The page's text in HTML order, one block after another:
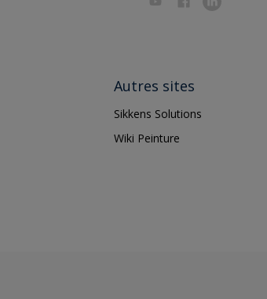
Autres sites
Sikkens Solutions
Wiki Peinture